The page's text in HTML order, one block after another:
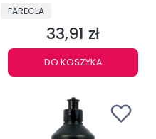
PRODUCENT
FARECLA
Cena
33,91 zł
DO KOSZYKA